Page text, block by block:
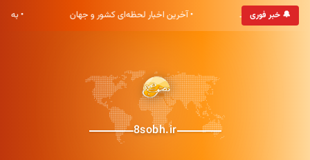
🔔 خبر فوری
صبح خوش آمدید • آخرین اخبار لحظه‌ای کشور و جهان •
8sobh.ir